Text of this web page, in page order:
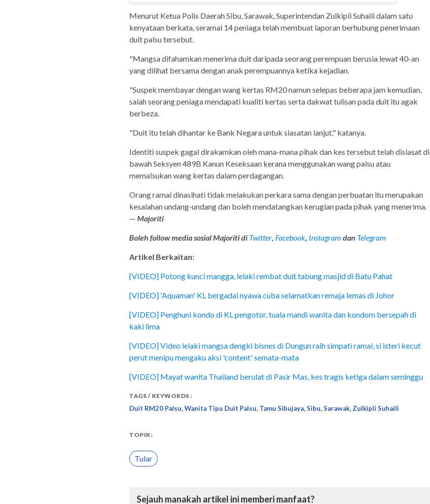
Menurut Ketua Polis Daerah Sibu, Sarawak, Superintendan Zulkipli Suhaili dalam satu
kenyataan berkata, seramai 14 peniaga telah membuat laporan berhubung penerimaan
duit palsu tersebut.
"Mangsa difahamkan menerima duit daripada seorang perempuan berusia lewat 40-an
yang dilihat bersama dengan anak perempuannya ketika kejadian.
"Suspek membayar dengan wang kertas RM20 namun selepas beberapa jam kemudian,
salah seorang peniaga mendapati kualiti kertas serta dakwat tulisan pada duit itu agak
berbeza.
"Duit itu telah dihantar ke Bank Negara untuk siasatan lanjut," katanya.
Identiti suspek gagal dirakamkan oleh mana-mana pihak dan kes tersebut telah disiasat di
bawah Seksyen 489B Kanun Keseksaan kerana menggunakan wang palsu atau
memalsukan wang kertas dalam perdagangan.
Orang ramai dinasihati tidak melakukan perkara sama dengan perbuatan itu merupakan
kesalahan undang-undang dan boleh mendatangkan kerugian pada pihak yang menerima.
— Majoriti
Boleh follow media sosial Majoriti di Twitter, Facebook, Instagram dan Telegram
Artikel Berkaitan:
[VIDEO] Potong kunci mangga, lelaki rembat duit tabung masjid di Batu Pahat
[VIDEO] 'Aquaman' KL bergadai nyawa cuba selamatkan remaja lemas di Johor
[VIDEO] Penghuni kondo di KL pengotor, tuala mandi wanita dan kondom bersepah di
kaki lima
[VIDEO] Video lelaki mangsa dengki bisnes di Dungun raih simpati ramai, si isteri kecut
perut menipu mengaku aksi 'content' semata-mata
[VIDEO] Mayat wanita Thailand berulat di Pasir Mas, kes tragis ketiga dalam seminggu
TAGS / KEYWORDS :
Duit RM20 Palsu,Wanita Tipu Duit Palsu, Tamu Sibujaya,Sibu,Sarawak, Zulkipli Suhaili
TOPIK:
Tular
Sejauh manakah artikel ini memberi manfaat?